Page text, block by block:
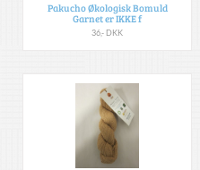
Pakucho Økologisk Bomuld
Garnet er IKKE f
36,- DKK